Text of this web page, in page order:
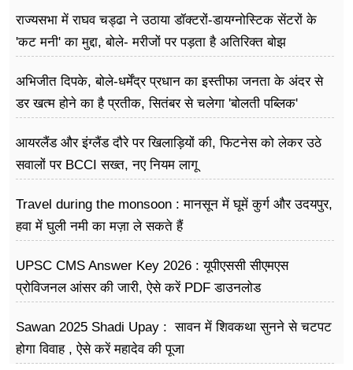
राज्यसभा में राघव चड्ढा ने उठाया डॉक्टरों-डायग्नोस्टिक सेंटरों के
'कट मनी' का मुद्दा, बोले- मरीजों पर पड़ता है अ​तिरिक्त बोझ
अभिजीत दिपके, बोले-धर्मेंद्र प्रधान का इस्तीफा जनता के अंदर से
डर खत्म होने का है प्रतीक, सितंबर से चलेगा 'बोलती पब्लिक'
आयरलैंड और इंग्लैंड दौरे पर खिलाड़ियों की, फिटनेस को लेकर उठे
सवालों पर BCCI सख्त, नए नियम लागू
Travel during the monsoon : मानसून में घूमें कुर्ग और उदयपुर,
हवा में घुली नमी का मज़ा ले सकते हैं
UPSC CMS Answer Key 2026 : यूपीएससी सीएमएस
प्रोविजनल आंसर की जारी, ऐसे करें PDF डाउनलोड
Sawan 2025 Shadi Upay : सावन में शिवकथा सुनने से चटपट
होगा विवाह , ऐसे करें महादेव की पूजा